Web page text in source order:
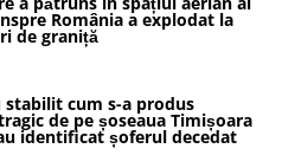
România a explodat la
de graniță
cum s-a produs
de pe șoseaua Timișoara
identificat șoferul decedat